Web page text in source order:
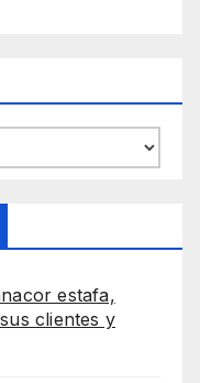
estafa,
clientes y